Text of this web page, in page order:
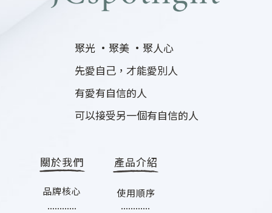
聚光 ·聚美 ·聚人心
先愛自己，才能愛別人
有愛有自信的人
可以接受另一個有自信的人
關於我們 產品介紹
品牌核心
............
使用順序
............